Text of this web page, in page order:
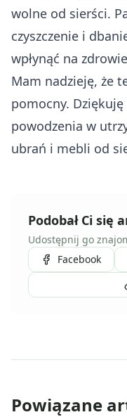
wolne od sierści.
czyszczenie i
wpłynąć na
Mam nadzieję, że
pomocny. Dziękuję
powodzenia w
ubrań i mebli od
Podobał Ci się
Udostępnij go
Facebook
Powiązane